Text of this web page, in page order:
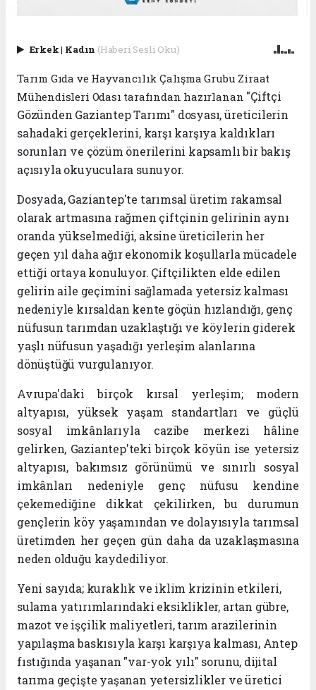
Erkek| Kadın (Haberi Sesli Oku)
Tarım Gıda ve Hayvancılık Çalışma Grubu Ziraat
Mühendisleri Odası tarafından hazırlanan "Çiftçi
Gözünden Gaziantep Tarımı" dosyası, üreticilerin
sahadaki gerçeklerini, karşı karşıya kaldıkları
sorunları ve çözüm önerilerini kapsamlı bir bakış
açısıyla okuyuculara sunuyor.
Dosyada, Gaziantep'te tarımsal üretim rakamsal
olarak artmasına rağmen çiftçinin gelirinin aynı
oranda yükselmediği, aksine üreticilerin her
geçen yıl daha ağır ekonomik koşullarla mücadele
ettiği ortaya konuluyor. Çiftçilikten elde edilen
gelirin aile geçimini sağlamada yetersiz kalması
nedeniyle kırsaldan kente göçün hızlandığı, genç
nüfusun tarımdan uzaklaştığı ve köylerin giderek
yaşlı nüfusun yaşadığı yerleşim alanlarına
dönüştüğü vurgulanıyor.
Avrupa'daki birçok kırsal yerleşim; modern
altyapısı, yüksek yaşam standartları ve güçlü
sosyal imkânlarıyla cazibe merkezi hâline
gelirken, Gaziantep'teki birçok köyün ise yetersiz
altyapısı, bakımsız görünümü ve sınırlı sosyal
imkânları nedeniyle genç nüfusu kendine
çekemediğine dikkat çekilirken, bu durumun
gençlerin köy yaşamından ve dolayısıyla tarımsal
üretimden her geçen gün daha da uzaklaşmasına
neden olduğu kaydediliyor.
Yeni sayıda; kuraklık ve iklim krizinin etkileri,
sulama yatırımlarındaki eksiklikler, artan gübre,
mazot ve işçilik maliyetleri, tarım arazilerinin
yapılaşma baskısıyla karşı karşıya kalması, Antep
fıstığında yaşanan "var-yok yılı" sorunu, dijital
tarıma geçişte yaşanan yetersizlikler ve üretici